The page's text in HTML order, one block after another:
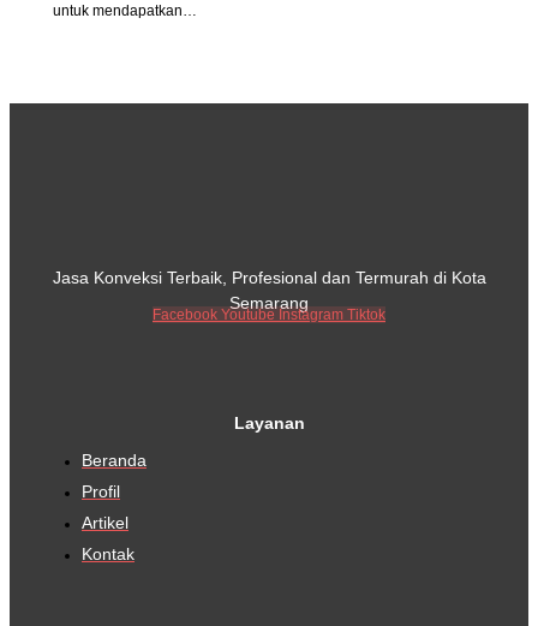
untuk mendapatkan…
Jasa Konveksi Terbaik, Profesional dan Termurah di Kota
Semarang
Facebook Youtube Instagram Tiktok
Layanan
Beranda
Profil
Artikel
Kontak